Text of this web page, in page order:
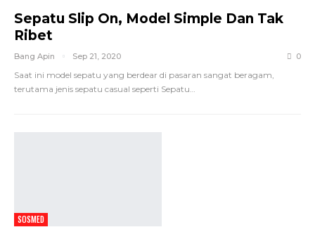
Sepatu Slip On, Model Simple Dan Tak
Ribet
Bang Apin Sep 21, 2020 0
Saat ini model sepatu yang berdear di pasaran sangat beragam,
terutama jenis sepatu casual seperti Sepatu…
SOSMED